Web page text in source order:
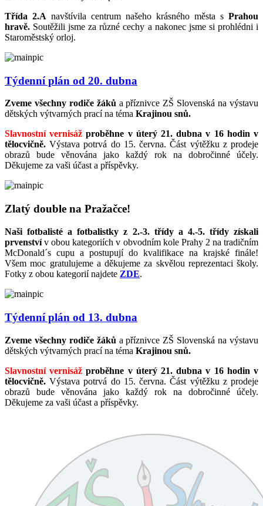
Třída 2.A navštívila centrum našeho krásného města s Prahou
hravě. Soutěžili jsme za různé cechy a nakonec jsme si prohlédni i
Staroměstský orloj.
Týdenní plán od 20. dubna
Zveme všechny rodiče žákůa příznivce ZŠ Slovenská na výstavu
dětských výtvarných prací na téma Krajinou snů.
Slavnostní vernisáž proběhne v úterý 21. dubna v 16 hodin v
tělocvičně. Výstava potrvá do 15. června. Část výtěžku z prodeje
obrazů bude věnována jako každý rok na dobročinné účely.
Děkujeme za vaši účast a příspěvky.
Zlatý double na Pražačce!
Naši fotbalisté a fotbalistky z 2.-3. třídy a 4.-5. třídy získali
prvenstvív obou kategoriích v obvodním kole Prahy 2 na tradičním
McDonald´s cupu a postupují do kvalifikace na krajské finále!
Všem moc gratulujeme a děkujeme za skvělou reprezentaci školy.
Fotky z obou kategorií najdete ZDE.
Týdenní plán od 13. dubna
Zveme všechny rodiče žáků a příznivce ZŠ Slovenská na výstavu
dětských výtvarných prací na téma Krajinou snů.
Slavnostní vernisáž proběhne v úterý 21. dubna v 16 hodin v
tělocvičně. Výstava potrvá do 15. června. Část výtěžku z prodeje
obrazů bude věnována jako každý rok na dobročinné účely.
Děkujeme za vaši účast a příspěvky.